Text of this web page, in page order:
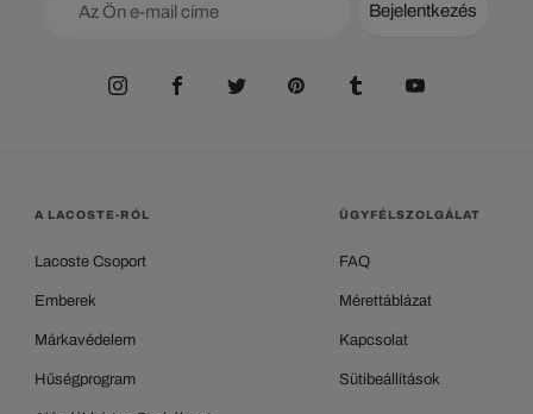
Bejelentkezés
A LACOSTE-RÓL
Lacoste Csoport
Emberek
Márkavédelem
Hűségprogram
ÜGYFÉLSZOLGÁLAT
FAQ
Mérettáblázat
Kapcsolat
Sütibeállítások